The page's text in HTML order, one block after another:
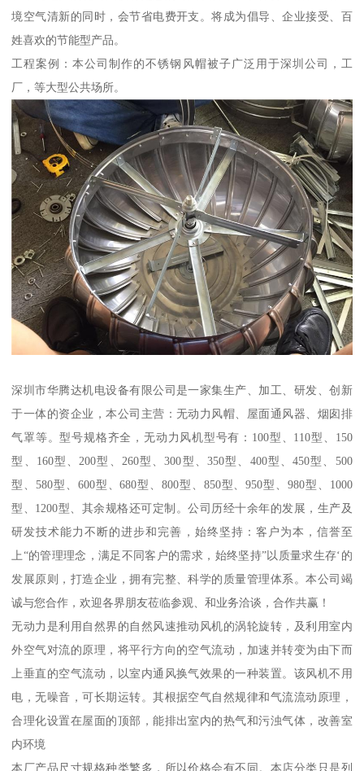
境空气清新的同时，会节省电费开支。将成为倡导、企业接受、百
姓喜欢的节能型产品。
工程案例：本公司制作的不锈钢风帽被子广泛用于深圳公司，工
厂，等大型公共场所。
深圳市华腾达机电设备有限公司是一家集生产、加工、研发、创新
于一体的资企业，本公司主营：无动力风帽、屋面通风器、烟囱排
气罩等。型号规格齐全，无动力风机型号有：100型、110型、150
型、160型、200型、260型、300型、350型、400型、450型、500
型、580型、600型、680型、800型、850型、950型、980型、1000
型、1200型、其余规格还可定制。公司历经十余年的发展，生产及
研发技术能力不断的进步和完善，始终坚持：客户为本，信誉至
上“的管理理念，满足不同客户的需求，始终坚持”以质量求生存‘的
发展原则，打造企业，拥有完整、科学的质量管理体系。本公司竭
诚与您合作，欢迎各界朋友莅临参观、和业务洽谈，合作共赢！
无动力是利用自然界的自然风速推动风机的涡轮旋转，及利用室内
外空气对流的原理，将平行方向的空气流动，加速并转变为由下而
上垂直的空气流动，以室内通风换气效果的一种装置。该风机不用
电，无噪音，可长期运转。其根据空气自然规律和气流流动原理，
合理化设置在屋面的顶部，能排出室内的热气和污浊气体，改善室
内环境
本厂产品尺寸规格种类繁多，所以价格会有不同。本店分类只是列